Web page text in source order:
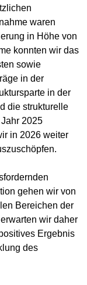
waren
in Höhe von
konnten wir das
sowie
in der
in der
die strukturelle
2025
in 2026 weiter
gehen wir von
Bereichen der
wir daher
Ergebnis
des